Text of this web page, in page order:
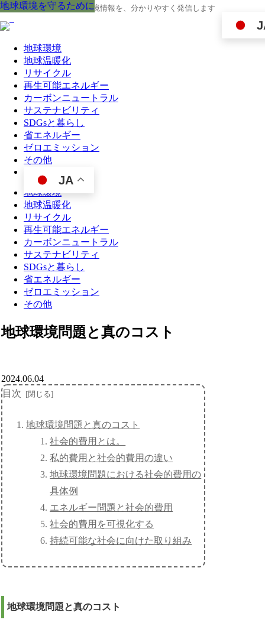
地球の今と未来に役立つ環境情報を、分かりやすく発信します
地球環境
地球温暖化
リサイクル
再生可能エネルギー
カーボンニュートラル
サステナビリティ
SDGsと暮らし
省エネルギー
ゼロエミッション
その他
JA
地球環境
地球温暖化
リサイクル
再生可能エネルギー
カーボンニュートラル
サステナビリティ
SDGsと暮らし
省エネルギー
ゼロエミッション
その他
地球環境問題と真のコスト
地球環境を守るために
2024.06.04
目次
地球環境問題と真のコスト
社会的費用とは。
私的費用と社会的費用の違い
地球環境問題における社会的費用の
具体例
エネルギー問題と社会的費用
社会的費用を可視化する
持続可能な社会に向けた取り組み
地球環境問題と真のコスト
地球環境を守るために
地球環境を守るために
地球環境を守るために
地球環境を守るために
地球環境を守るために
地球環境を守るために
地球環境を守るために
地球環境を守るために